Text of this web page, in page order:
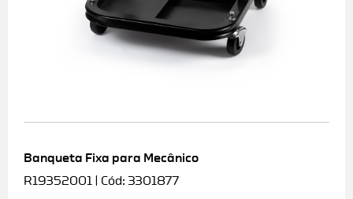
Banqueta Fixa para Mecânico
R19352001 | Cód: 3301877